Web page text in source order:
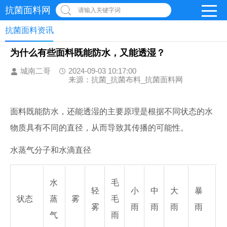
抗菌面料网 请输入关键字词
抗菌面料资讯
为什么有些面料既能防水，又能透湿？
城南二哥
2024-09-03 10:17:00
来源：抗菌_抗菌布料_抗菌面料网
面料既能防水，还能透湿的主要原理是根据不同状态的水
物质具有不同的直径，从而导致其传播的可能性。
水蒸气分子和水滴直径
状态
水
蒸
气
雾
轻
雾
毛
毛
雨
小
雨
中
雨
大
雨
暴
雨